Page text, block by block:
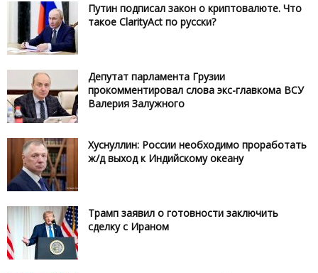
Путин подписал закон о криптовалюте. Что
такое ClarityAct по русски?
Депутат парламента Грузии
прокомментировал слова экс-главкома ВСУ
Валерия Залужного
Хуснуллин: России необходимо проработать
ж/д выход к Индийскому океану
Трамп заявил о готовности заключить
сделку с Ираном